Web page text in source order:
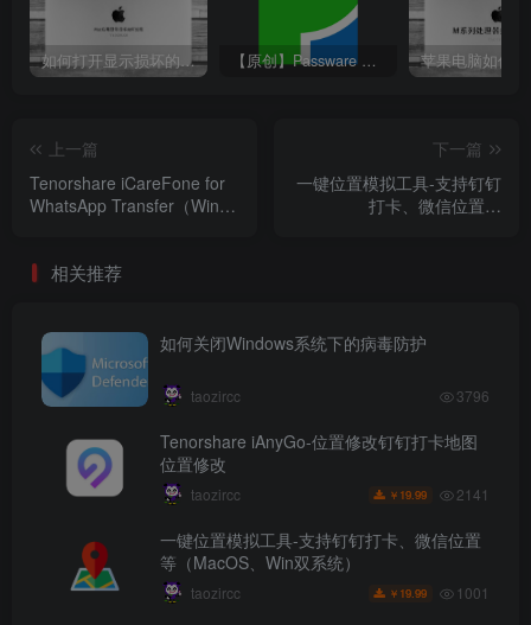
如何打开显示损坏的Mac应用 【原创】Passware Kit Forensic 2022 中文版（最强大的文件解密工具）
上一篇
Tenorshare iCareFone for
WhatsApp Transfer（Win-
下一篇
一键位置模拟工具-支持钉钉
打卡、微信位置等
相关推荐
如何关闭Windows系统下的病毒防护
taozircc 3796
Tenorshare iAnyGo-位置修改钉钉打卡地图
位置修改
taozircc ￥ 19.99 2141
一键位置模拟工具-支持钉钉打卡、微信位置
等（MacOS、Win双系统）
taozircc ￥ 19.99 1001